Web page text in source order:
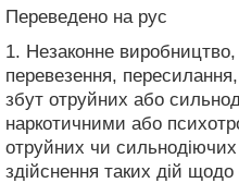
Переведено на рус
1. Незаконне
перевезення,
збут отруйних або
наркотичними або
отруйних чи сильнодіючих
здійснення таких дій